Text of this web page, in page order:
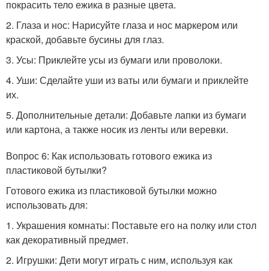
покрасить тело ежика в разные цвета.
2. Глаза и нос: Нарисуйте глаза и нос маркером или
краской, добавьте бусины для глаз.
3. Усы: Приклейте усы из бумаги или проволоки.
4. Уши: Сделайте уши из ваты или бумаги и приклейте
их.
5. Дополнительные детали: Добавьте лапки из бумаги
или картона, а также носик из ленты или веревки.
Вопрос 6: Как использовать готового ежика из
пластиковой бутылки?
Готового ежика из пластиковой бутылки можно
использовать для:
1. Украшения комнаты: Поставьте его на полку или стол
как декоративный предмет.
2. Игрушки: Дети могут играть с ним, используя как